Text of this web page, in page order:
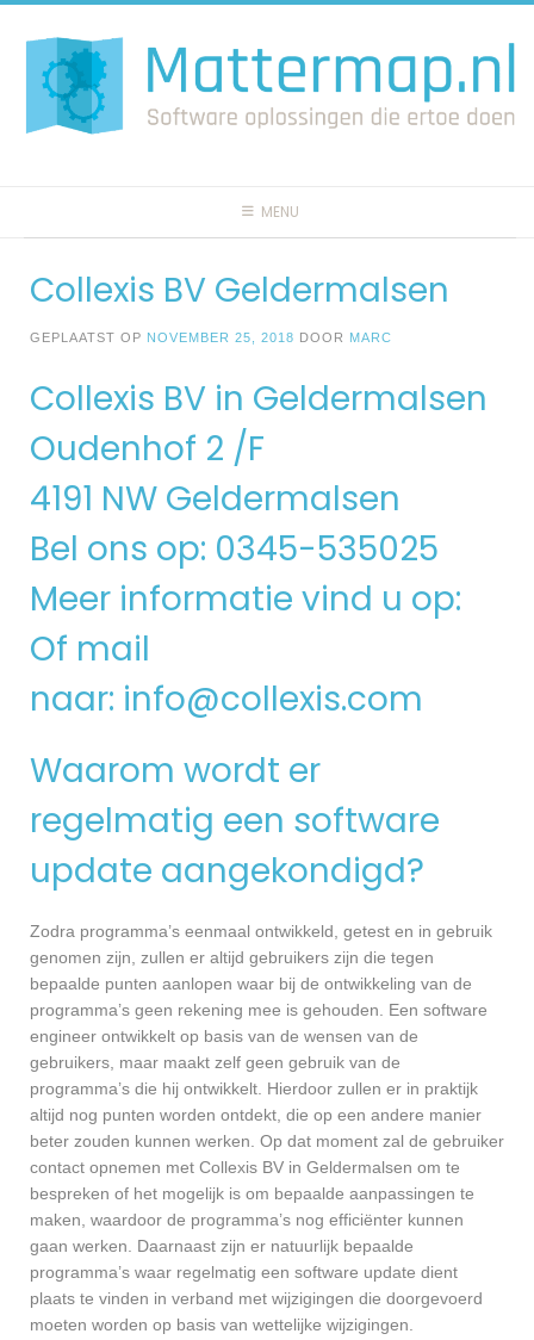
naar
inhoud
MENU
Collexis BV Geldermalsen
GEPLAATST OP NOVEMBER 25, 2018 DOOR MARC
Collexis BV in Geldermalsen
Oudenhof 2 /F
4191 NW Geldermalsen
Bel ons op: 0345-535025
Meer informatie vind u op:
Of mail
naar: info@collexis.com
Waarom wordt er
regelmatig een software
update aangekondigd?
Zodra programma’s eenmaal ontwikkeld, getest en in gebruik
genomen zijn, zullen er altijd gebruikers zijn die tegen
bepaalde punten aanlopen waar bij de ontwikkeling van de
programma’s geen rekening mee is gehouden. Een software
engineer ontwikkelt op basis van de wensen van de
gebruikers, maar maakt zelf geen gebruik van de
programma’s die hij ontwikkelt. Hierdoor zullen er in praktijk
altijd nog punten worden ontdekt, die op een andere manier
beter zouden kunnen werken. Op dat moment zal de gebruiker
contact opnemen met Collexis BV in Geldermalsen om te
bespreken of het mogelijk is om bepaalde aanpassingen te
maken, waardoor de programma’s nog efficiënter kunnen
gaan werken. Daarnaast zijn er natuurlijk bepaalde
programma’s waar regelmatig een software update dient
plaats te vinden in verband met wijzigingen die doorgevoerd
moeten worden op basis van wettelijke wijzigingen.